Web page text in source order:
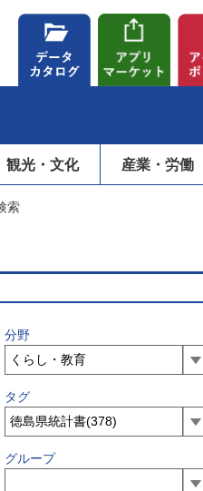
観光・文化 産業・労働
索
分野
タグ
グループ